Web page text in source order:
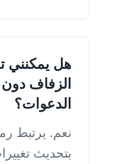
هل يمكنني
الزفاف دون
الدعوات؟
بتحديث